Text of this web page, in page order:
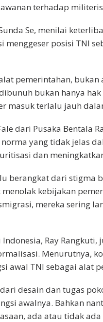
terhadap
Se, menilai
menggeser posisi TNI
pemerintahan,
bukan hanya
masuk terlalu jauh
dari Pusaka Bentala
norma yang tidak jelas
dan
berangkat dari stigma
menolak kebijakan
mereka sering
Ray
Menurutnya,
awal TNI sebagai alat
desain dan tugas
awalnya. Bahkan
ada atau tidak ada